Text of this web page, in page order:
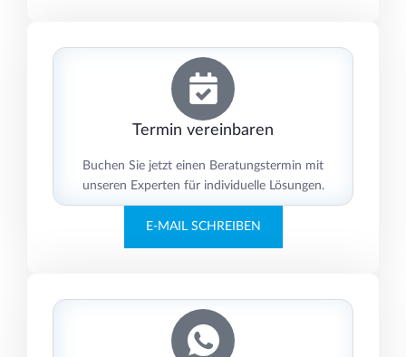
Termin vereinbaren
Buchen Sie jetzt einen Beratungstermin mit
unseren Experten für individuelle Lösungen.
E-MAIL SCHREIBEN